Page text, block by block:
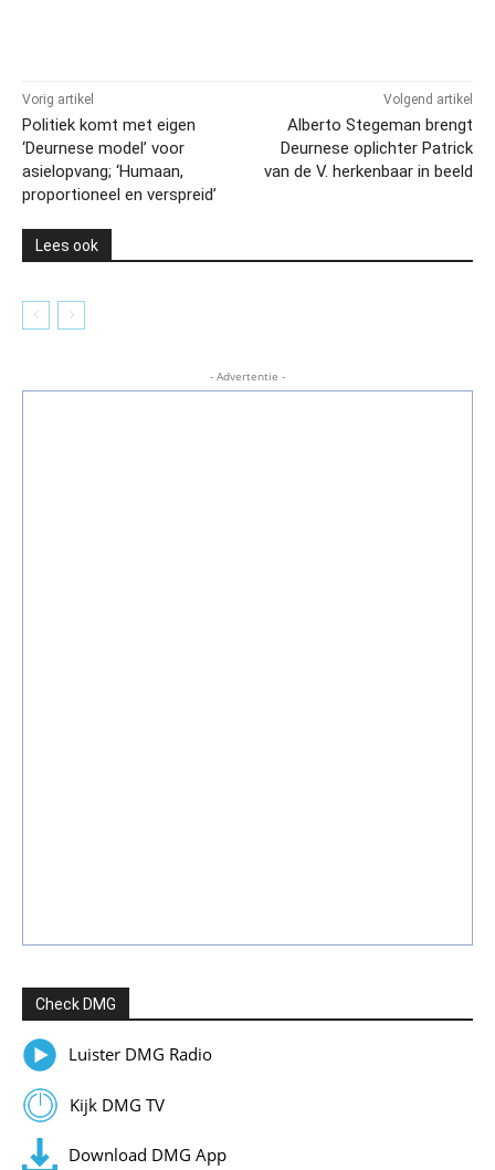
Vorig artikel
Politiek komt met eigen
‘Deurnese model’ voor
asielopvang; ‘Humaan,
proportioneel en verspreid’
Volgend artikel
Alberto Stegeman brengt
Deurnese oplichter Patrick
van de V. herkenbaar in beeld
Lees ook
- Advertentie -
Check DMG
Luister DMG Radio
Kijk DMG TV
Download DMG App